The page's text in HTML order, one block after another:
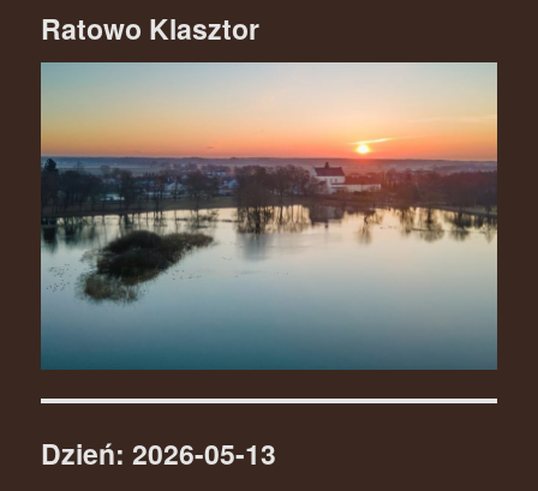
Ratowo Klasztor
Dzień: 2026-05-13